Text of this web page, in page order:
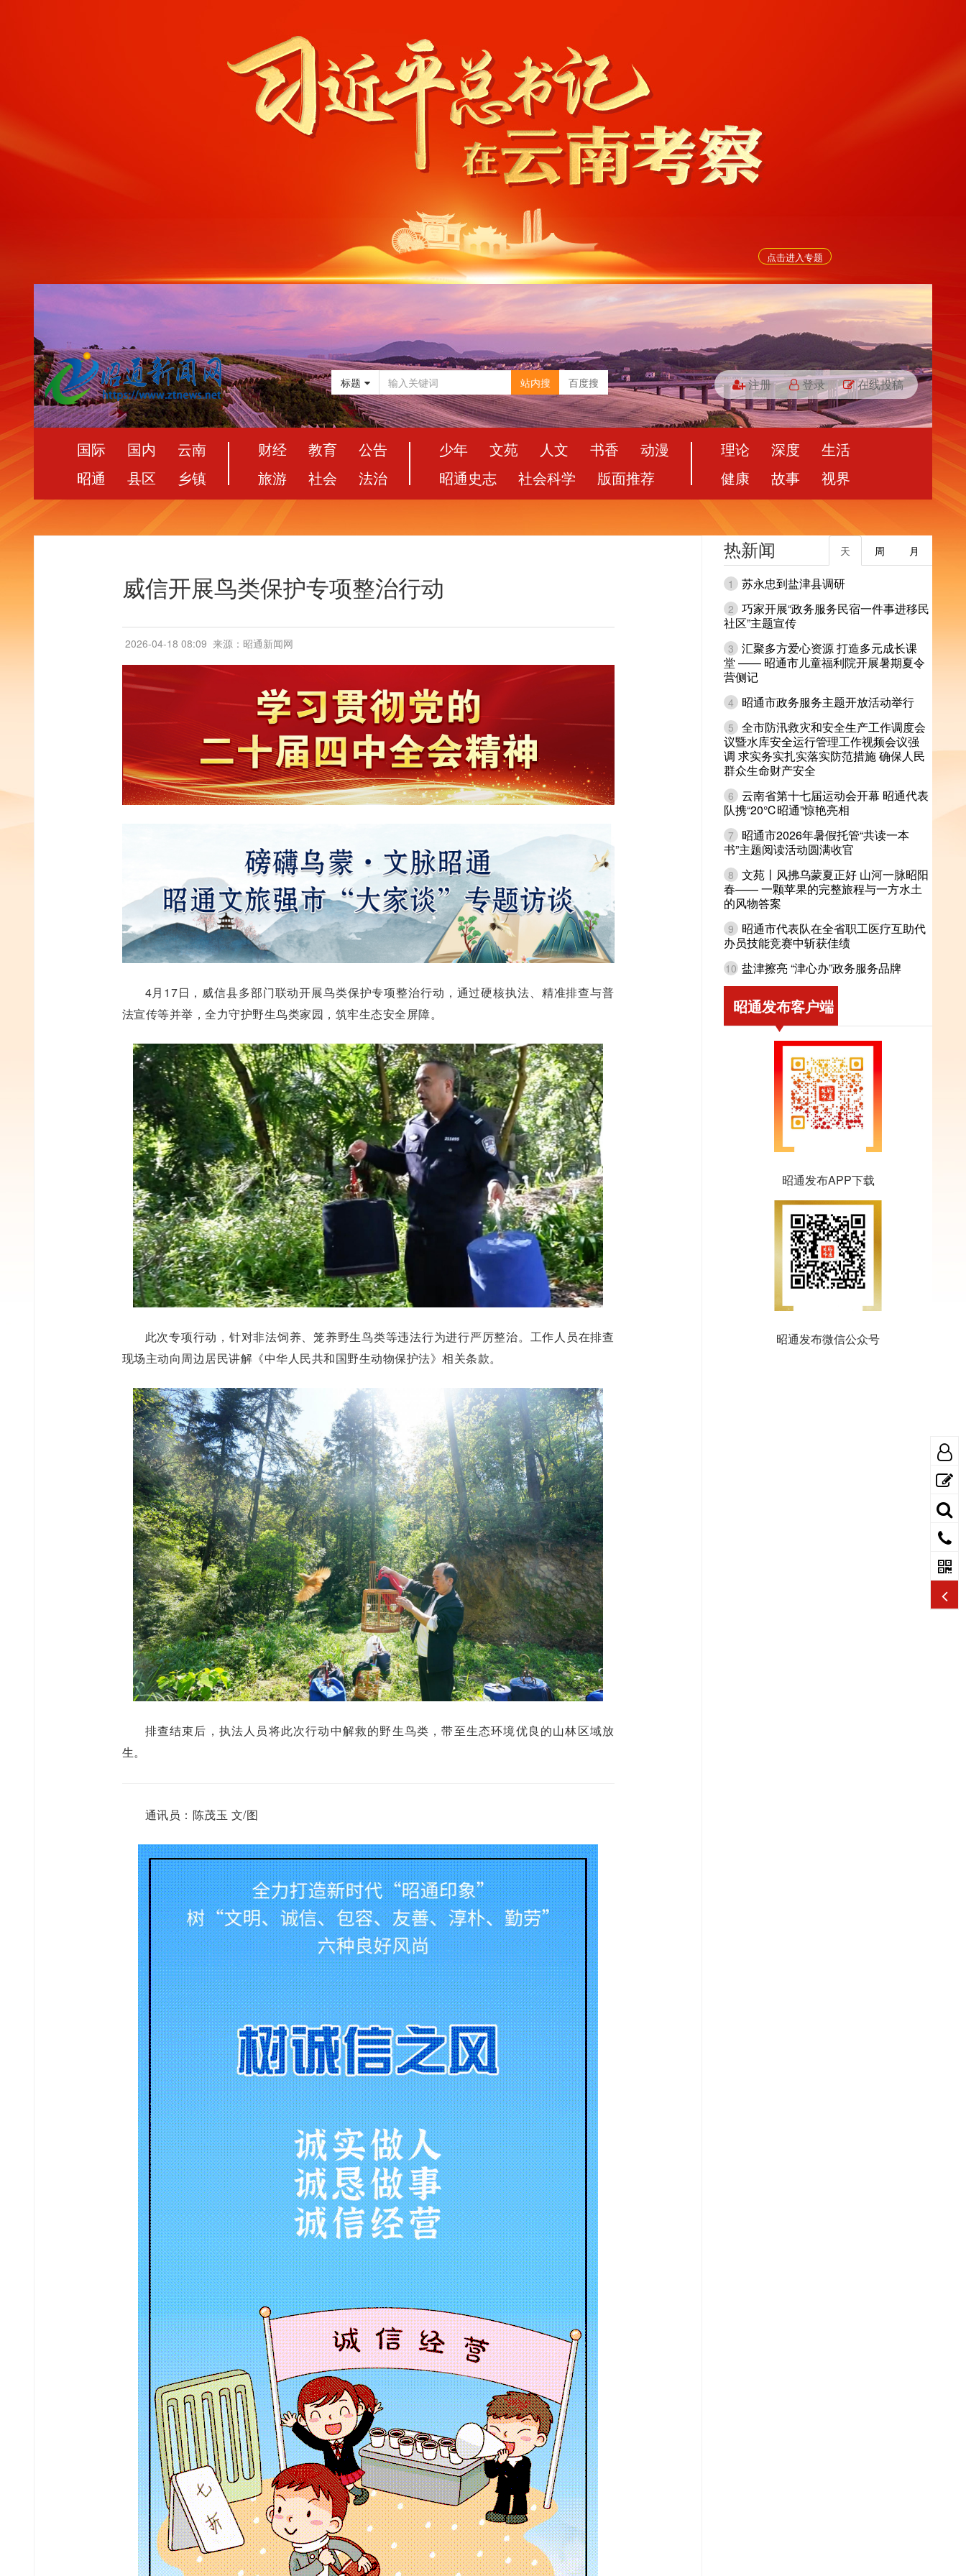
点击进入专题
标题 站内搜 百度搜 注册 登录 在线投稿
国际 国内
云南
昭通
县区 乡镇
财经 教育
公告
旅游
社会 法治
少年 文苑 人文 书香
动漫
昭通史志
社会科学 版面推荐
理论 深度
生活
健康
故事 视界
威信开展鸟类保护专项整治行动
2026-04-18 08:09 来源：昭通新闻网
4月17日，威信县多部门联动开展鸟类保护专项整治行动，通过硬核执法、精准排查与普
法宣传等并举，全力守护野生鸟类家园，筑牢生态安全屏障。
此次专项行动，针对非法饲养、笼养野生鸟类等违法行为进行严厉整治。工作人员在排查
现场主动向周边居民讲解《中华人民共和国野生动物保护法》相关条款。
排查结束后，执法人员将此次行动中解救的野生鸟类，带至生态环境优良的山林区域放
生。
通讯员：陈茂玉 文/图
热新闻 月
周
天
1 苏永忠到盐津县调研
2 巧家开展“政务服务民宿一件事进移民
社区”主题宣传
3 汇聚多方爱心资源 打造多元成长课
堂 —— 昭通市儿童福利院开展暑期夏令
营侧记
4 昭通市政务服务主题开放活动举行
5 全市防汛救灾和安全生产工作调度会
议暨水库安全运行管理工作视频会议强
调 求实务实扎实落实防范措施 确保人民
群众生命财产安全
6 云南省第十七届运动会开幕 昭通代表
队携“20℃昭通”惊艳亮相
7
昭通市2026年暑假托管“共读一本
书”主题阅读活动圆满收官
8 文苑丨风拂乌蒙夏正好 山河一脉昭阳
春—— 一颗苹果的完整旅程与一方水土
的风物答案
9
昭通市代表队在全省职工医疗互助代
办员技能竞赛中斩获佳绩
10 盐津擦亮 “津心办”政务服务品牌
昭通发布客户端
昭通发布APP下载
昭通发布微信公众号